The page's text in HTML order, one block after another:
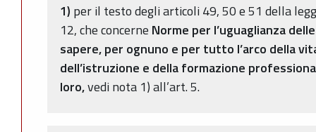
1) per il testo degli articoli 49, 50 e 51 della
12, che concerne Norme per l’uguaglianza
sapere, per ognuno e per tutto l’arco della
dell’istruzione e della formazione
loro,vedi nota 1) all’art. 5.